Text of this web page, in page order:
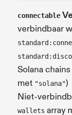
connectable
verbindbaar
Solana
met "solana")
Niet-
wallets array